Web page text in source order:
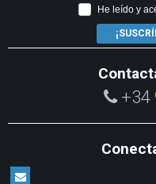
He leído y
+34